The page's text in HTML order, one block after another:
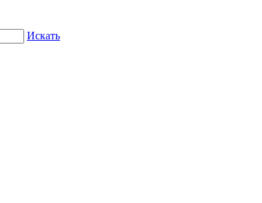
Искать